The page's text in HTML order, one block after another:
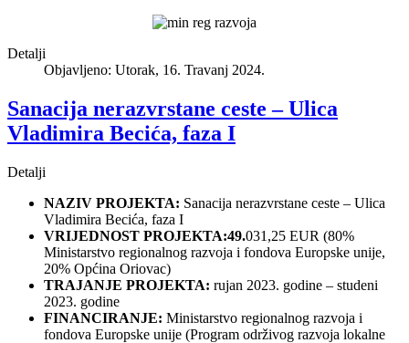
Detalji
Objavljeno: Utorak, 16. Travanj 2024.
Sanacija nerazvrstane ceste – Ulica
Vladimira Becića, faza I
Detalji
NAZIV PROJEKTA: Sanacija nerazvrstane ceste – Ulica
Vladimira Becića, faza I
VRIJEDNOST PROJEKTA:49.031,25 EUR (80%
Ministarstvo regionalnog razvoja i fondova Europske unije,
20% Općina Oriovac)
TRAJANJE PROJEKTA: rujan 2023. godine – studeni
2023. godine
FINANCIRANJE: Ministarstvo regionalnog razvoja i
fondova Europske unije (Program održivog razvoja lokalne